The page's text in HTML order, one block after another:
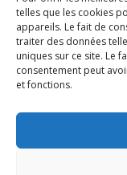
telles que les cookies
appareils. Le fait de
traiter des données
uniques sur ce site. Le
consentement peut
et fonctions.